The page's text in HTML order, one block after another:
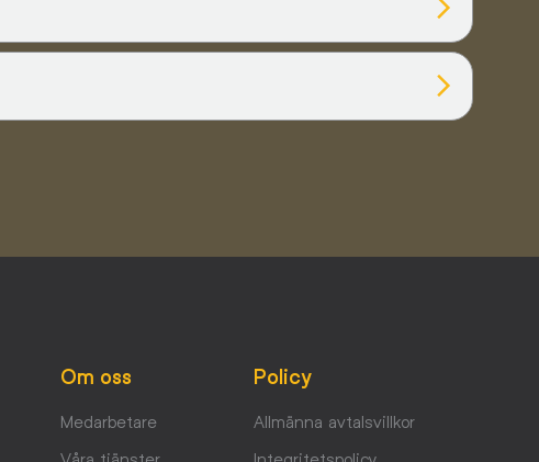
Om oss
Medarbetare
Policy
Allmänna avtalsvillkor